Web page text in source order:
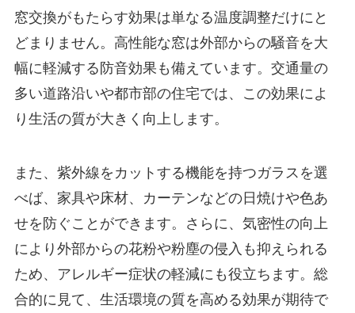
窓交換がもたらす効果は単なる温度調整だけにと
どまりません。高性能な窓は外部からの騒音を大
幅に軽減する防音効果も備えています。交通量の
多い道路沿いや都市部の住宅では、この効果によ
り生活の質が大きく向上します。
また、紫外線をカットする機能を持つガラスを選
べば、家具や床材、カーテンなどの日焼けや色あ
せを防ぐことができます。さらに、気密性の向上
により外部からの花粉や粉塵の侵入も抑えられる
ため、アレルギー症状の軽減にも役立ちます。総
合的に見て、生活環境の質を高める効果が期待で